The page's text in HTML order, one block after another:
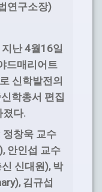
연구소장)
지난4월 16일
드매리어트
신학발전의
학총서 편집
졌다.
정창욱 교수
), 안인섭 교수
신 신대원), 박
김규섭